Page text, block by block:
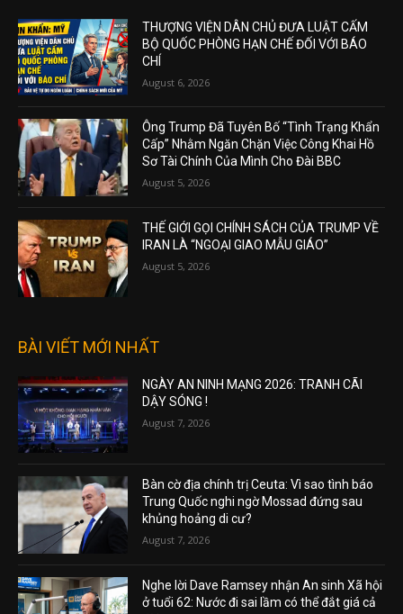
THƯỢNG VIỆN DÂN CHỦ ĐƯA LUẬT CẤM
BỘ QUỐC PHÒNG HẠN CHẾ ĐỐI VỚI BÁO
CHÍ
August 6, 2026
Ông Trump Đã Tuyên Bố “Tình Trạng Khẩn
Cấp” Nhằm Ngăn Chặn Việc Công Khai Hồ
Sơ Tài Chính Của Mình Cho Đài BBC
August 5, 2026
THẾ GIỚI GỌI CHÍNH SÁCH CỦA TRUMP VỀ
IRAN LÀ “NGOẠI GIAO MẪU GIÁO”
August 5, 2026
BÀI VIẾT MỚI NHẤT
NGÀY AN NINH MẠNG 2026: TRANH CÃI
DẬY SÓNG !
August 7, 2026
Bàn cờ địa chính trị Ceuta: Vì sao tình báo
Trung Quốc nghi ngờ Mossad đứng sau
khủng hoảng di cư?
August 7, 2026
Nghe lời Dave Ramsey nhận An sinh Xã hội
ở tuổi 62: Nước đi sai lầm có thể đắt giá cả